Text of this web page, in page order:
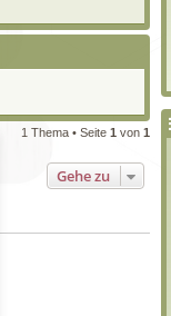
1 Thema • Seite 1 von 1
Gehe zu